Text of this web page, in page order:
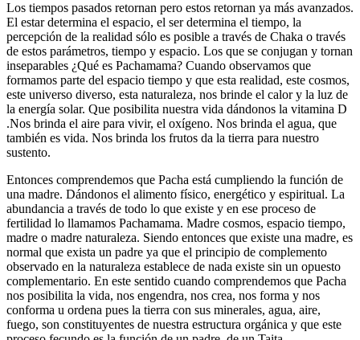
Los tiempos pasados retornan pero estos retornan ya más avanzados.
El estar determina el espacio, el ser determina el tiempo, la
percepción de la realidad sólo es posible a través de Chaka o través
de estos parámetros, tiempo y espacio. Los que se conjugan y tornan
inseparables ¿Qué es Pachamama? Cuando observamos que
formamos parte del espacio tiempo y que esta realidad, este cosmos,
este universo diverso, esta naturaleza, nos brinde el calor y la luz de
la energía solar. Que posibilita nuestra vida dándonos la vitamina D
.Nos brinda el aire para vivir, el oxígeno. Nos brinda el agua, que
también es vida. Nos brinda los frutos da la tierra para nuestro
sustento.
Entonces comprendemos que Pacha está cumpliendo la función de
una madre. Dándonos el alimento físico, energético y espiritual. La
abundancia a través de todo lo que existe y en ese proceso de
fertilidad lo llamamos Pachamama. Madre cosmos, espacio tiempo,
madre o madre naturaleza. Siendo entonces que existe una madre, es
normal que exista un padre ya que el principio de complemento
observado en la naturaleza establece de nada existe sin un opuesto
complementario. En este sentido cuando comprendemos que Pacha
nos posibilita la vida, nos engendra, nos crea, nos forma y nos
conforma u ordena pues la tierra con sus minerales, agua, aire,
fuego, son constituyentes de nuestra estructura orgánica y que este